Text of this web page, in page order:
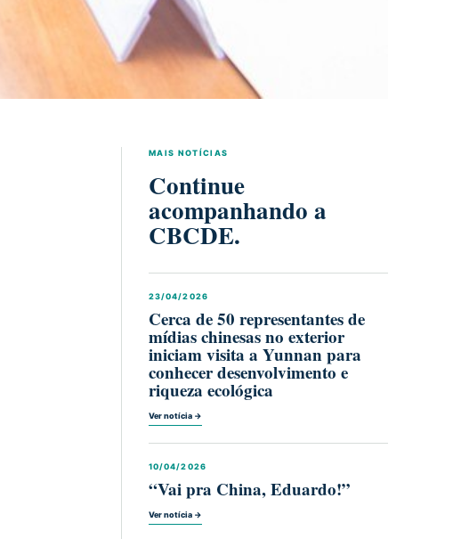
MAIS NOTÍCIAS
Continue
acompanhando a
CBCDE.
23/04/2026
Cerca de 50 representantes de
mídias chinesas no exterior
iniciam visita a Yunnan para
conhecer desenvolvimento e
riqueza ecológica
Ver notícia →
10/04/2026
“Vai pra China, Eduardo!”
Ver notícia →